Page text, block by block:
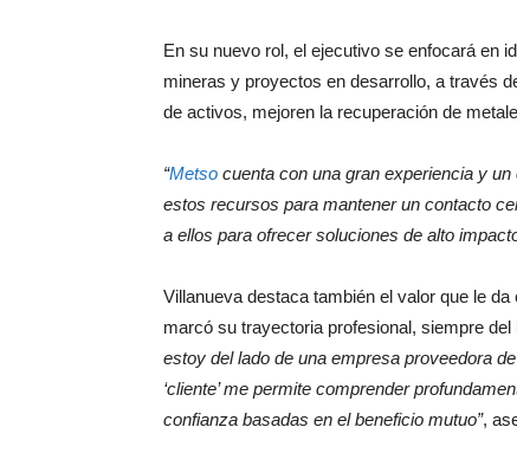
En su nuevo rol, el ejecutivo se enfocará en
mineras y proyectos en desarrollo, a través
de activos, mejoren la recuperación de
“Metso cuenta con una gran experiencia y
estos recursos para mantener un contacto
a ellos para ofrecer soluciones de alto
Villanueva destaca también el valor que le
marcó su trayectoria profesional, siempre
estoy del lado de una empresa proveedora
‘cliente’ me permite comprender
confianza basadas en el beneficio mutuo”,